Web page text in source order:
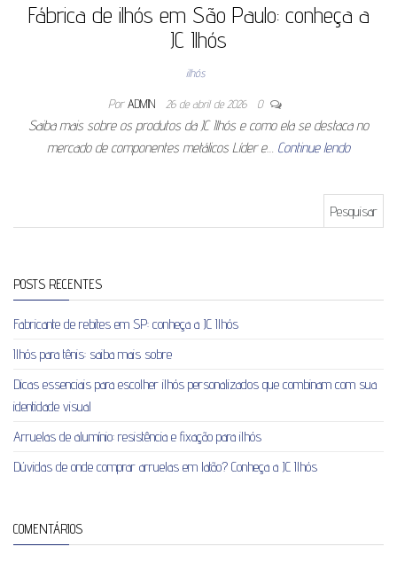
Fábrica de ilhós em São Paulo: conheça a
JC Ilhós
ilhós
Por ADMIN 26 de abril de 2026 0
Saiba mais sobre os produtos da JC Ilhós e como ela se destaca no
mercado de componentes metálicos Líder e… Continue lendo
POSTS RECENTES
Fabricante de rebites em SP: conheça a JC Ilhós
Ilhós para tênis: saiba mais sobre
Dicas essenciais para escolher ilhós personalizados que combinam com sua
identidade visual
Arruelas de alumínio: resistência e fixação para ilhós
Dúvidas de onde comprar arruelas em latão? Conheça a JC Ilhós
COMENTÁRIOS